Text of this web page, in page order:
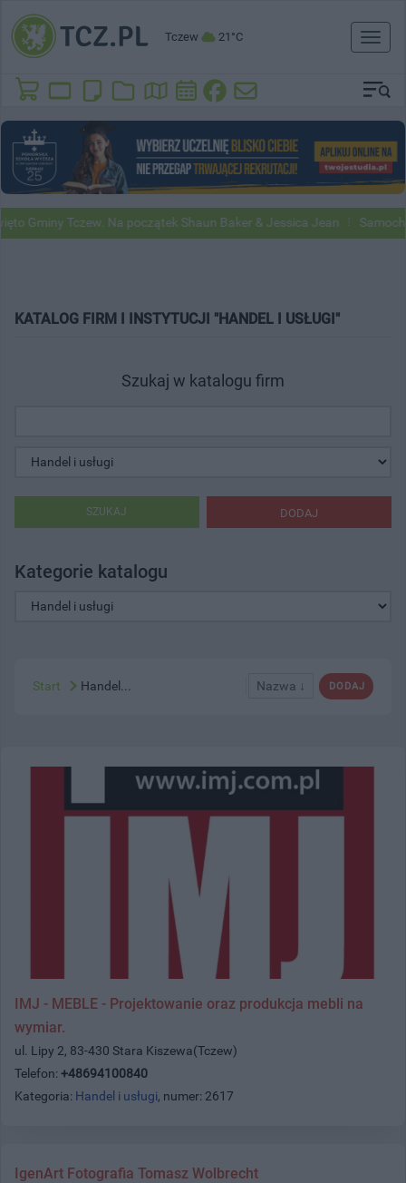
Tczew 21°C
Toggle
Tczew. Na początek Shaun Baker & Jessica Jean Samochody
KATALOG FIRM I INSTYTUCJI "HANDEL I USŁUGI"
Szukaj w katalogu firm
DODAJ
SZUKAJ
Kategorie katalogu
DODAJ
Nazwa ↓
Start Handel...
IMJ - MEBLE - Projektowanie oraz produkcja mebli na
wymiar.
ul. Lipy 2, 83-430 Stara Kiszewa(Tczew)
Telefon: +48694100840
Kategoria: Handel i usługi, numer: 2617
IgenArt Fotografia Tomasz Wolbrecht